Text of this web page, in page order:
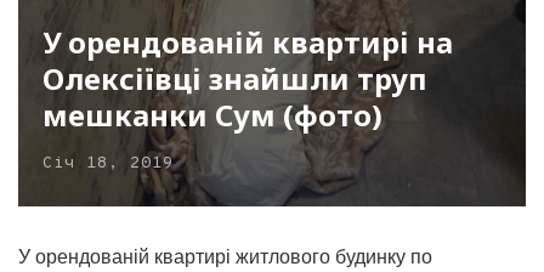
У орендованій квартирі на
Олексіївці знайшли труп
мешканки Сум (фото)
Січ 18, 2019
У орендованій квартирі житлового будинку по